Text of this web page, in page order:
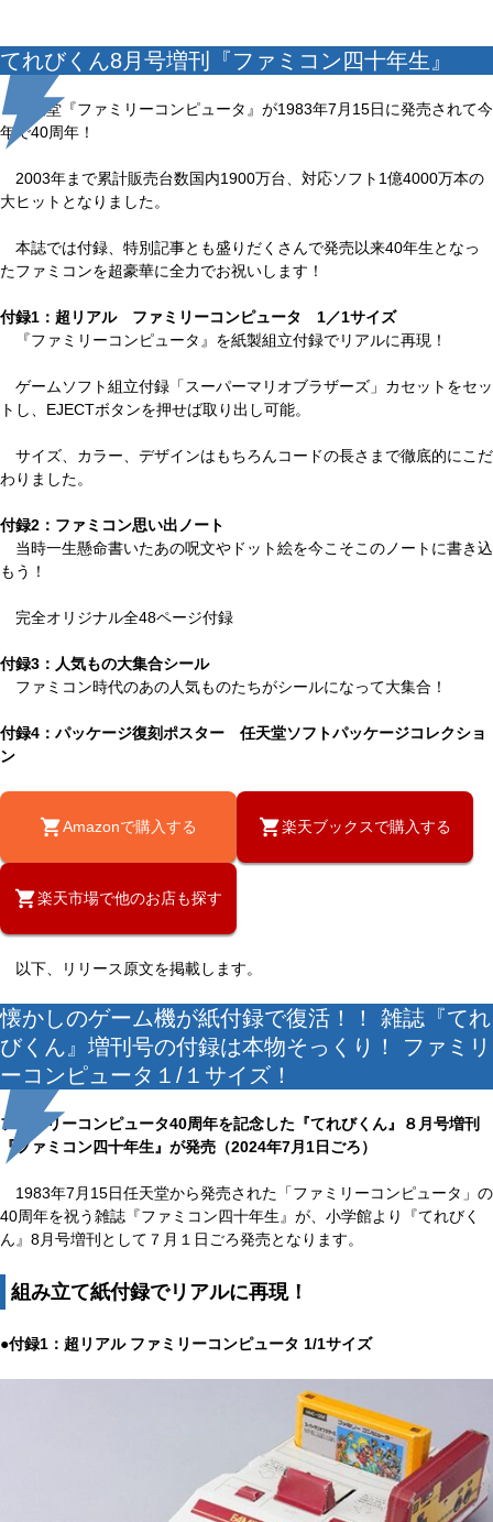
てれびくん8月号増刊『ファミコン四十年生』
任天堂『ファミリーコンピュータ』が1983年7月15日に発売されて今
年で40周年！
2003年まで累計販売台数国内1900万台、対応ソフト1億4000万本の
大ヒットとなりました。
本誌では付録、特別記事とも盛りだくさんで発売以来40年生となっ
たファミコンを超豪華に全力でお祝いします！
付録1：超リアル ファミリーコンピュータ 1／1サイズ
『ファミリーコンピュータ』を紙製組立付録でリアルに再現！
ゲームソフト組立付録「スーパーマリオブラザーズ」カセットをセッ
トし、EJECTボタンを押せば取り出し可能。
サイズ、カラー、デザインはもちろんコードの長さまで徹底的にこだ
わりました。
付録2：ファミコン思い出ノート
当時一生懸命書いたあの呪文やドット絵を今こそこのノートに書き込
もう！
完全オリジナル全48ページ付録
付録3：人気もの大集合シール
ファミコン時代のあの人気ものたちがシールになって大集合！
付録4：パッケージ復刻ポスター 任天堂ソフトパッケージコレクショ
ン
Amazonで購入する 楽天ブックスで購入する
楽天市場で他のお店も探す
以下、リリース原文を掲載します。
懐かしのゲーム機が紙付録で復活！！ 雑誌『てれ
びくん』増刊号の付録は本物そっくり！ ファミリ
ーコンピュータ１/１サイズ！
ファミリーコンピュータ40周年を記念した『てれびくん』８月号増刊
『ファミコン四十年生』が発売（2024年7月1日ごろ）
1983年7月15日任天堂から発売された「ファミリーコンピュータ」の
40周年を祝う雑誌『ファミコン四十年生』が、小学館より『てれびく
ん』8月号増刊として７月１日ごろ発売となります。
組み立て紙付録でリアルに再現！
●付録1：超リアル ファミリーコンピュータ 1/1サイズ